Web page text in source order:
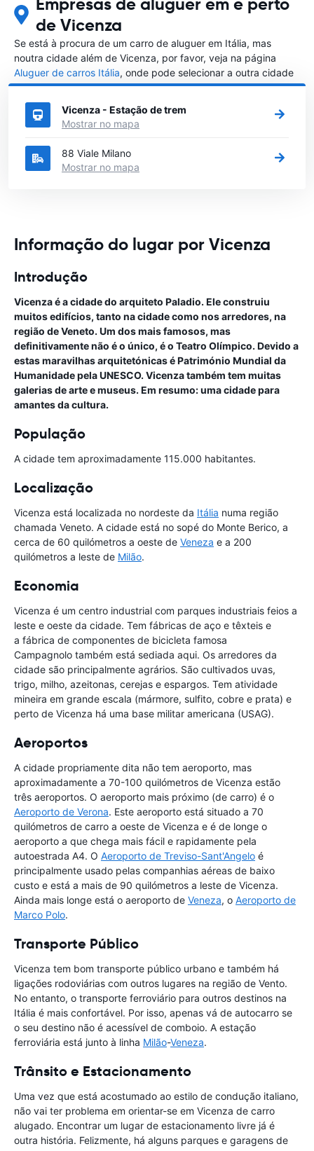
de Vicenza
Se está à procura de um carro de aluguer em Itália, mas
noutra cidade além de Vicenza, por favor, veja na página
Aluguer de carros Itália, onde pode selecionar a outra cidade
em Itália que gostaria de alugar um carro
Vicenza - Estação de trem
Mostrar no mapa
88 Viale Milano
Mostrar no mapa
Informação do lugar por Vicenza
Introdução
Vicenza é a cidade do arquiteto Paladio. Ele construiu
muitos edifícios, tanto na cidade como nos arredores, na
região de Veneto. Um dos mais famosos, mas
definitivamente não é o único, é o Teatro Olímpico. Devido a
estas maravilhas arquitetónicas é Património Mundial da
Humanidade pela UNESCO. Vicenza também tem muitas
galerias de arte e museus. Em resumo: uma cidade para
amantes da cultura.
População
A cidade tem aproximadamente 115.000 habitantes.
Localização
Vicenza está localizada no nordeste da Itália numa região
chamada Veneto. A cidade está no sopé do Monte Berico, a
cerca de 60 quilómetros a oeste de Veneza e a 200
quilómetros a leste de Milão.
Economia
Vicenza é um centro industrial com parques industriais feios a
leste e oeste da cidade. Tem fábricas de aço e têxteis e
a fábrica de componentes de bicicleta famosa
Campagnolo também está sediada aqui. Os arredores da
cidade são principalmente agrários. São cultivados uvas,
trigo, milho, azeitonas, cerejas e espargos. Tem atividade
mineira em grande escala (mármore, sulfito, cobre e prata) e
perto de Vicenza há uma base militar americana (USAG).
Aeroportos
A cidade propriamente dita não tem aeroporto, mas
aproximadamente a 70-100 quilómetros de Vicenza estão
três aeroportos. O aeroporto mais próximo (de carro) é o
Aeroporto de Verona. Este aeroporto está situado a 70
quilómetros de carro a oeste de Vicenza e é de longe o
aeroporto a que chega mais fácil e rapidamente pela
autoestrada A4. O Aeroporto de Treviso-Sant'Angelo é
principalmente usado pelas companhias aéreas de baixo
custo e está a mais de 90 quilómetros a leste de Vicenza.
Ainda mais longe está o aeroporto de Veneza, o Aeroporto de
Marco Polo.
Transporte Público
Vicenza tem bom transporte público urbano e também há
ligações rodoviárias com outros lugares na região de Vento.
No entanto, o transporte ferroviário para outros destinos na
Itália é mais confortável. Por isso, apenas vá de autocarro se
o seu destino não é acessível de comboio. A estação
ferroviária está junto à linha Milão-Veneza.
Trânsito e Estacionamento
Uma vez que está acostumado ao estilo de condução italiano,
não vai ter problema em orientar-se em Vicenza de carro
alugado. Encontrar um lugar de estacionamento livre já é
outra história. Felizmente, há alguns parques e garagens de